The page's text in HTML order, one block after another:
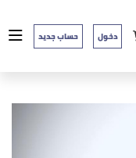
دخول حساب جديد